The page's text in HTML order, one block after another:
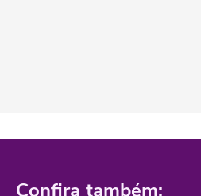
Confira também: